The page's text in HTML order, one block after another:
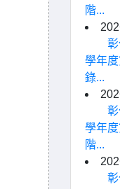
階...
學年
錄...
學年
階...